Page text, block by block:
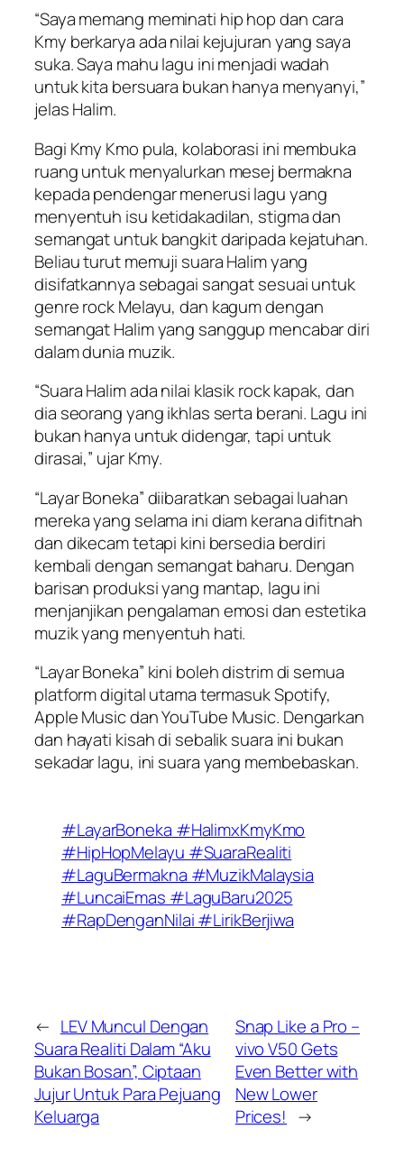
“Saya memang meminati hip hop dan cara
Kmy berkarya ada nilai kejujuran yang saya
suka. Saya mahu lagu ini menjadi wadah
untuk kita bersuara bukan hanya menyanyi,”
jelas Halim.
Bagi Kmy Kmo pula, kolaborasi ini membuka
ruang untuk menyalurkan mesej bermakna
kepada pendengar menerusi lagu yang
menyentuh isu ketidakadilan, stigma dan
semangat untuk bangkit daripada kejatuhan.
Beliau turut memuji suara Halim yang
disifatkannya sebagai sangat sesuai untuk
genre rock Melayu, dan kagum dengan
semangat Halim yang sanggup mencabar diri
dalam dunia muzik.
“Suara Halim ada nilai klasik rock kapak, dan
dia seorang yang ikhlas serta berani. Lagu ini
bukan hanya untuk didengar, tapi untuk
dirasai,” ujar Kmy.
“Layar Boneka” diibaratkan sebagai luahan
mereka yang selama ini diam kerana difitnah
dan dikecam tetapi kini bersedia berdiri
kembali dengan semangat baharu. Dengan
barisan produksi yang mantap, lagu ini
menjanjikan pengalaman emosi dan estetika
muzik yang menyentuh hati.
“Layar Boneka” kini boleh distrim di semua
platform digital utama termasuk Spotify,
Apple Music dan YouTube Music. Dengarkan
dan hayati kisah di sebalik suara ini bukan
sekadar lagu, ini suara yang membebaskan.
#LayarBoneka #HalimxKmyKmo
#HipHopMelayu #SuaraRealiti
#LaguBermakna #MuzikMalaysia
#LuncaiEmas #LaguBaru2025
#RapDenganNilai #LirikBerjiwa
← LEV Muncul Dengan
Suara Realiti Dalam “Aku
Bukan Bosan”, Ciptaan
Jujur Untuk Para Pejuang
Keluarga
Snap Like a Pro –
vivo V50 Gets
Even Better with
New Lower
Prices! →